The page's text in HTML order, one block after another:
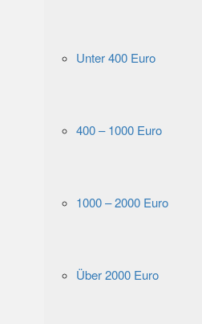
Unter 400 Euro
400 – 1000 Euro
1000 – 2000 Euro
Über 2000 Euro